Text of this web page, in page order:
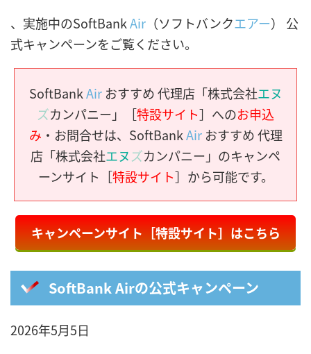
、実施中のSoftBankAir （ソフトバンクエアー） 公
式キャンペーンをご覧ください。
SoftBankAirおすすめ 代理店「株式会社エヌ
ズカンパニー」［特設サイト］へのお申込
み ・お問合せは、SoftBankAirおすすめ 代理
店「株式会社エヌ ズカンパニー」のキャンペ
ーンサイト［特設サイト］から可能です。
キャンペーンサイト［特設サイト］はこちら
SoftBank Airの公式キャンペーン
2026年5月5日